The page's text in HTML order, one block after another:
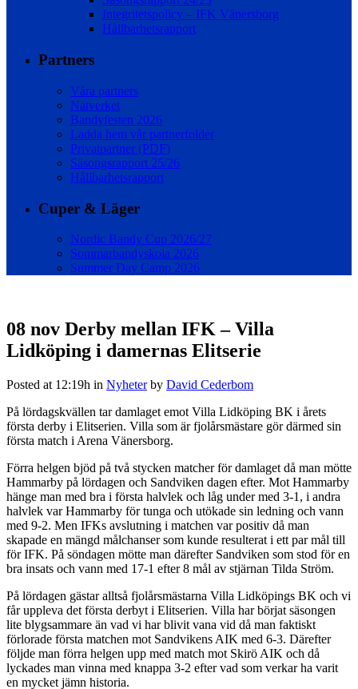
Integritetspolicy – IFK Vänersborg
Hållbarhetsrapport
Partners
Våra partners
Nätverket
Bandyfesten 2026
Ladda hem vår partnerfolder
Privatpartner (PDF)
Säsongsrapport 25/26
Hållbarhetsrapport
Cuper & Läger
Nordic Bandy Cup 2026/27
Sommarbandyskola 2026
Summer Day Camp 2026
08 nov Derby mellan IFK – Villa
Lidköping i damernas Elitserie
Posted at 12:19h in Nyheter by David Cederbom
På lördagskvällen tar damlaget emot Villa Lidköping BK i årets
första derby i Elitserien. Villa som är fjolårsmästare gör därmed sin
första match i Arena Vänersborg.
Förra helgen bjöd på två stycken matcher för damlaget då man mötte
Hammarby på lördagen och Sandviken dagen efter. Mot Hammarby
hänge man med bra i första halvlek och låg under med 3-1, i andra
halvlek var Hammarby för tunga och utökade sin ledning och vann
med 9-2. Men IFKs avslutning i matchen var positiv då man
skapade en mängd målchanser som kunde resulterat i ett par mål till
för IFK. På söndagen mötte man därefter Sandviken som stod för en
bra insats och vann med 17-1 efter 8 mål av stjärnan Tilda Ström.
På lördagen gästar alltså fjolårsmästarna Villa Lidköpings BK och vi
får uppleva det första derbyt i Elitserien. Villa har börjat säsongen
lite blygsammare än vad vi har blivit vana vid då man faktiskt
förlorade första matchen mot Sandvikens AIK med 6-3. Därefter
följde man förra helgen upp med match mot Skirö AIK och då
lyckades man vinna med knappa 3-2 efter vad som verkar ha varit
en mycket jämn historia.